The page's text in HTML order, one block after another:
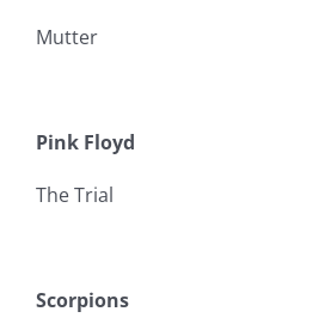
Mutter
Pink Floyd
The Trial
Scorpions